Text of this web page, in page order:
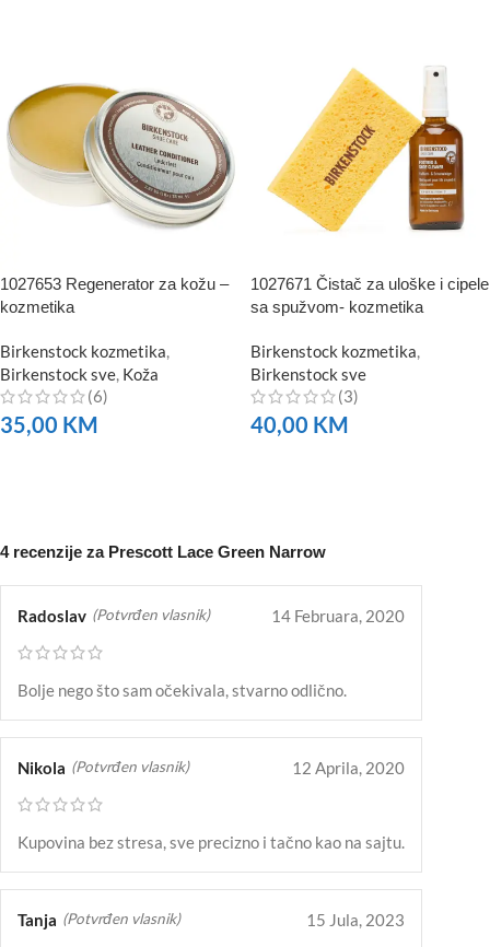
1027653 Regenerator za kožu –
kozmetika
Birkenstock kozmetika
Birkenstock sve Koža
(6)
35,00 KM
1027671 Čistač za uloške i cipele
sa spužvom- kozmetika
Birkenstock kozmetika
Birkenstock sve
(3)
40,00 KM
4 recenzije za Prescott Lace Green Narrow
Radoslav (Potvrđen vlasnik) 14 Februara, 2020
Bolje nego što sam očekivala, stvarno odlično.
Nikola (Potvrđen vlasnik) 12 Aprila, 2020
Kupovina bez stresa, sve precizno i tačno kao na sajtu.
Tanja (Potvrđen vlasnik) 15 Jula, 2023